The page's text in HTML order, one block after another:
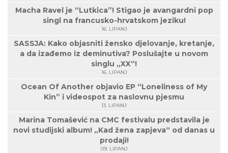
Macha Ravel je “Lutkica”! Stigao je avangardni pop
singl na francusko-hrvatskom jeziku!
16. LIPANJ
SASSJA: Kako objasniti žensko djelovanje, kretanje,
a da izađemo iz deminutiva? Poslušajte u novom
singlu „XX“!
16. LIPANJ
Ocean Of Another objavio EP “Loneliness of My
Kin” i videospot za naslovnu pjesmu
13. LIPANJ
Marina Tomašević na CMC festivalu predstavila je
novi studijski album! „Kad žena zapjeva“ od danas u
prodaji!
09. LIPANJ